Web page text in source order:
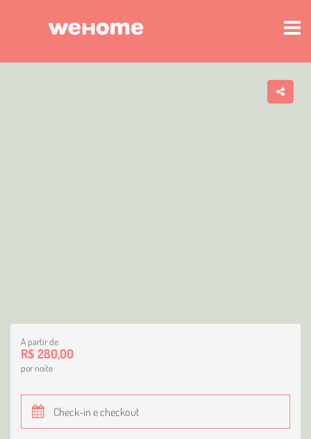
A partir de
R$ 280,00
por noite